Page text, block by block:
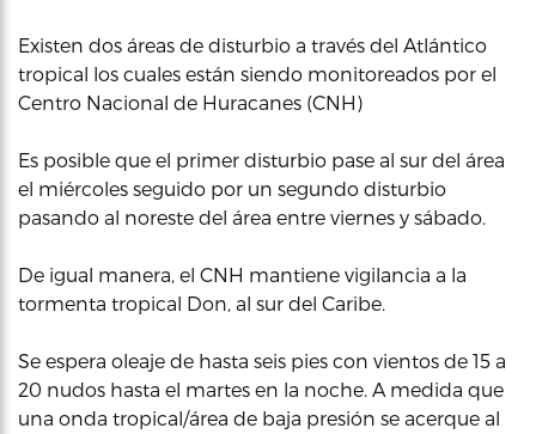
Existen dos áreas de disturbio a través del Atlántico
tropical los cuales están siendo monitoreados por el
Centro Nacional de Huracanes (CNH)
Es posible que el primer disturbio pase al sur del área
el miércoles seguido por un segundo disturbio
pasando al noreste del área entre viernes y sábado.
De igual manera, el CNH mantiene vigilancia a la
tormenta tropical Don, al sur del Caribe.
Se espera oleaje de hasta seis pies con vientos de 15 a
20 nudos hasta el martes en la noche. A medida que
una onda tropical/área de baja presión se acerque al